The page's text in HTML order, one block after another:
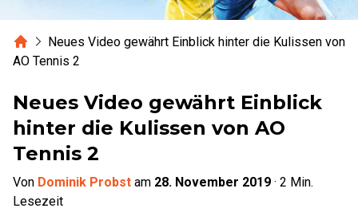
HomeNeues Video gewährt Einblick hinter die Kulissen von
AO Tennis 2
Neues Video gewährt Einblick
hinter die Kulissen von AO
Tennis 2
Von Dominik Probst am 28. November 2019 · 2 Min.
Lesezeit